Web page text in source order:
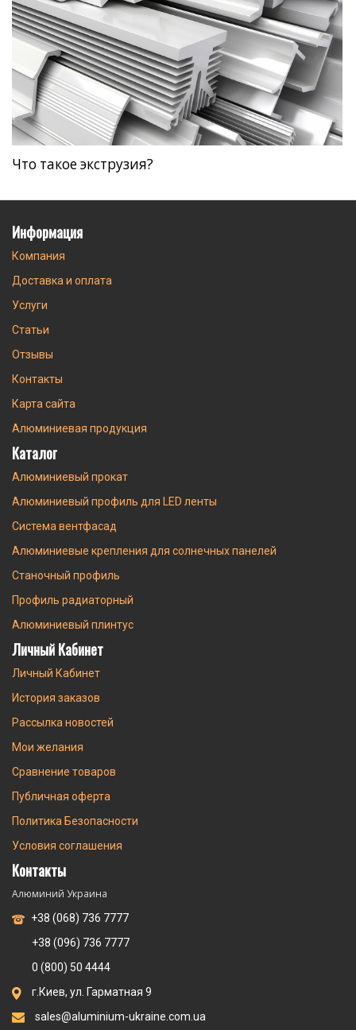
Что такое экструзия?
Информация
Компания
Доставка и оплата
Услуги
Статьи
Отзывы
Контакты
Карта сайта
Алюминиевая продукция
Каталог
Алюминиевый прокат
Алюминиевый профиль для LED ленты
Система вентфасад
Алюминиевые крепления для солнечных панелей
Станочный профиль
Профиль радиаторный
Алюминиевый плинтус
Личный Кабинет
Личный Кабинет
История заказов
Рассылка новостей
Мои желания
Сравнение товаров
Публичная оферта
Политика Безопасности
Условия соглашения
Контакты
Алюминий Украина
+38 (068) 736 7777
+38 (096) 736 7777
0 (800) 50 4444
г.Киев, ул. Гарматная 9
sales@aluminium-ukraine.com.ua